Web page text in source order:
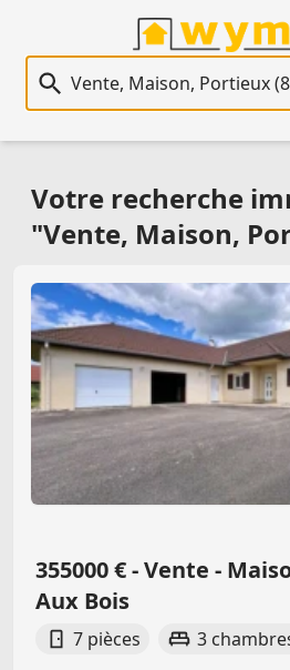
Recherche immobilière
Votre recherche
"Vente, Maison,
355000 € - Vente -
Aux Bois
7 pièces 3